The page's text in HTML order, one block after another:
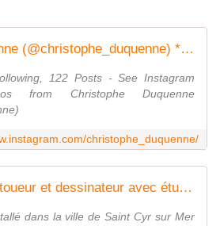
Christophe Duquenne (@christophe_duquenne) * Instagram photos and videos
122 Posts - See Instagram
from Christophe Duquenne
christophe_duquenne/
Cris Tattoo 83 - Tatoueur et dessinateur avec étude personnalisée dans le var - Saint Cyr sur Mer
dans la ville de Saint Cyr sur Mer